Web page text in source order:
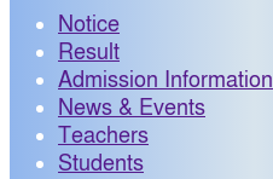
Notice
Result
Admission Information
News & Events
Teachers
Students